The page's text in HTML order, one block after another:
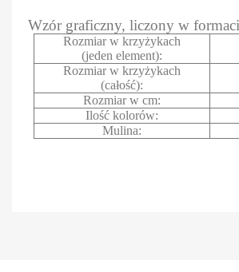
Wzór graficzny, liczony w
Rozmiar w krzyżykach
(jeden element):
Rozmiar w krzyżykach
(całość):
Rozmiar w cm:
Ilość kolorów:
Mulina: